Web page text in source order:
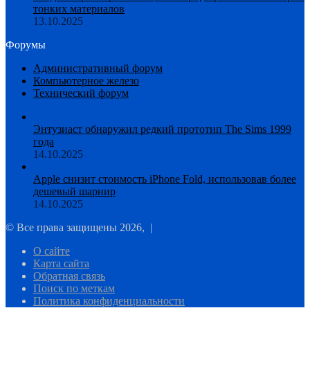
тонких материалов
13.10.2025
Форумы
Административный форум
Компьютерное железо
Технический форум
Энтузиаст обнаружил редкий прототип The Sims 1999
года
14.10.2025
Apple снизит стоимость iPhone Fold, использовав более
дешевый шарнир
14.10.2025
© Все права защищены 2026, |
О сайте
Карта сайта
Обратная связь
Поиск по меткам
Политика конфиденциальности